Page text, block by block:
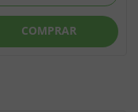
COMPRAR